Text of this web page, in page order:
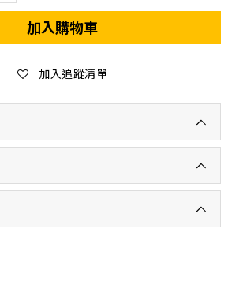
加入購物車
加入追蹤清單